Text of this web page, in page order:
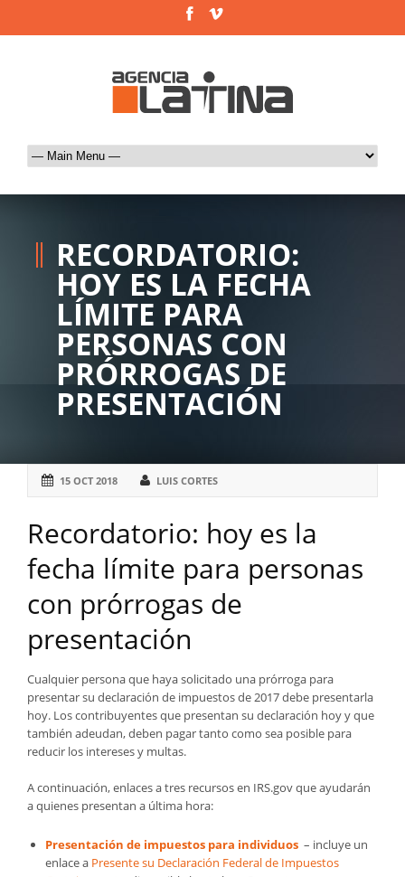
RECORDATORIO:
HOY ES LA FECHA
LÍMITE PARA
PERSONAS CON
PRÓRROGAS DE
PRESENTACIÓN
15 OCT 2018 LUIS CORTES
Recordatorio: hoy es la
fecha límite para personas
con prórrogas de
presentación
Cualquier persona que haya solicitado una prórroga para
presentar su declaración de impuestos de 2017 debe presentarla
hoy. Los contribuyentes que presentan su declaración hoy y que
también adeudan, deben pagar tanto como sea posible para
reducir los intereses y multas.
A continuación, enlaces a tres recursos en IRS.gov que ayudarán
a quienes presentan a última hora:
Presentación de impuestos para individuos – incluye un
enlace a Presente su Declaración Federal de Impuestos